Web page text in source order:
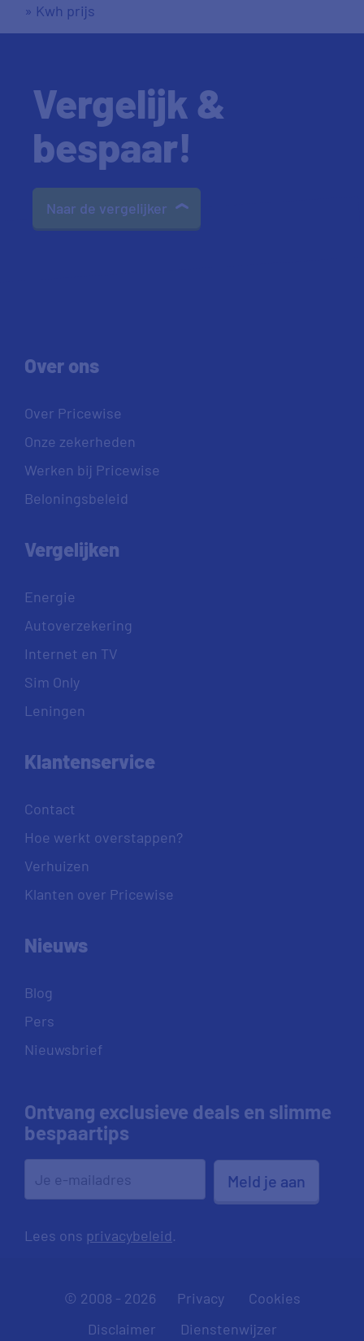
» Kwh prijs
Vergelijk &
bespaar!
Naar de vergelijker
Over ons
Over Pricewise
Onze zekerheden
Werken bij Pricewise
Beloningsbeleid
Vergelijken
Energie
Autoverzekering
Internet en TV
Sim Only
Leningen
Klantenservice
Contact
Hoe werkt overstappen?
Verhuizen
Klanten over Pricewise
Nieuws
Blog
Pers
Nieuwsbrief
Ontvang exclusieve deals en slimme
bespaartips
Meld je aan
Lees ons privacybeleid.
© 2008 - 2026 Privacy
Cookies
Disclaimer
Dienstenwijzer